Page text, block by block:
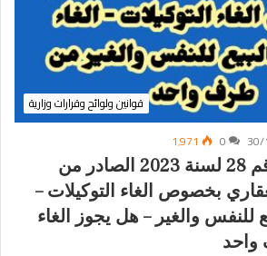
قوانين ولوائح وقرارات وزارية
0 1٬971
المنشور الفنى رقم 28 لسنة 2023 الصادر من
بخصوص الغاء التوكيلات –
للنفس والغير – هل يجوز الغاء
واحد